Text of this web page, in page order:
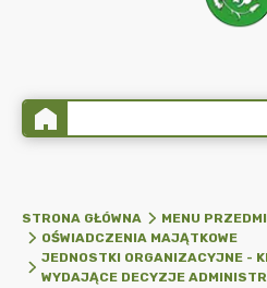
STRONA GŁÓWNA
MENU
OŚWIADCZENIA MAJĄTKOWE
JEDNOSTKI ORGANIZACYJNE -
WYDAJĄCE DECYZJE